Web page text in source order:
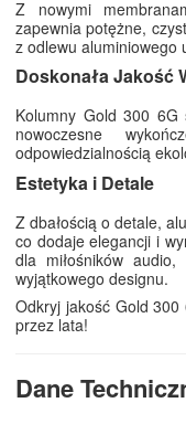
Z nowymi
zapewnia potężne,
z odlewu aluminiowego
Doskonała Jakość
Kolumny Gold 300
nowoczesne
odpowiedzialnością
Estetyka i Detale
Z dbałością o detale,
co dodaje elegancji i
dla miłośników
wyjątkowego designu.
Odkryj jakość Gold
przez lata!
Dane